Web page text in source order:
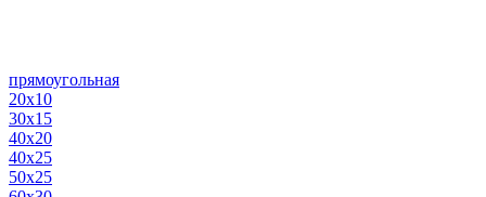
прямоугольная
20х10
30х15
40х20
40х25
50х25